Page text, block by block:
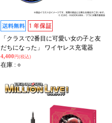
「クラスで2番目に可愛い女の子と友
だちになった」 ワイヤレス充電器
4,400 円(税込)
在庫 : ○